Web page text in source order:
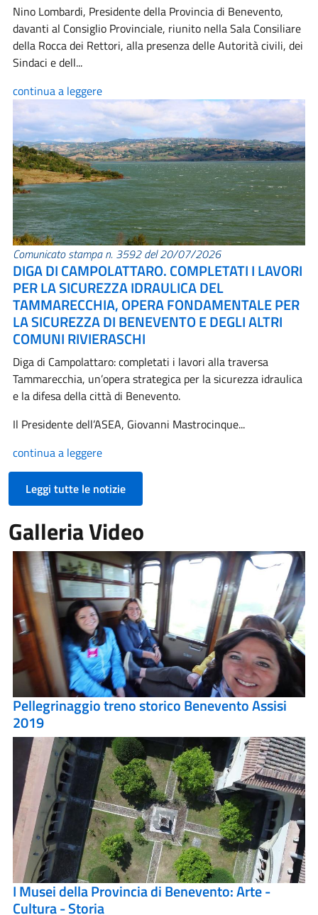
Nino Lombardi, Presidente della Provincia di Benevento,
davanti al Consiglio Provinciale, riunito nella Sala Consiliare
della Rocca dei Rettori, alla presenza delle Autorità civili, dei
Sindaci e dell...
continua a leggere
Comunicato stampa n. 3592 del 20/07/2026
DIGA DI CAMPOLATTARO. COMPLETATI I LAVORI
PER LA SICUREZZA IDRAULICA DEL
TAMMARECCHIA, OPERA FONDAMENTALE PER
LA SICUREZZA DI BENEVENTO E DEGLI ALTRI
COMUNI RIVIERASCHI
Diga di Campolattaro: completati i lavori alla traversa
Tammarecchia, un’opera strategica per la sicurezza idraulica
e la difesa della città di Benevento.
Il Presidente dell’ASEA, Giovanni Mastrocinque...
continua a leggere
Leggi tutte le notizie
Galleria Video
Pellegrinaggio treno storico Benevento Assisi
2019
I Musei della Provincia di Benevento: Arte -
Cultura - Storia